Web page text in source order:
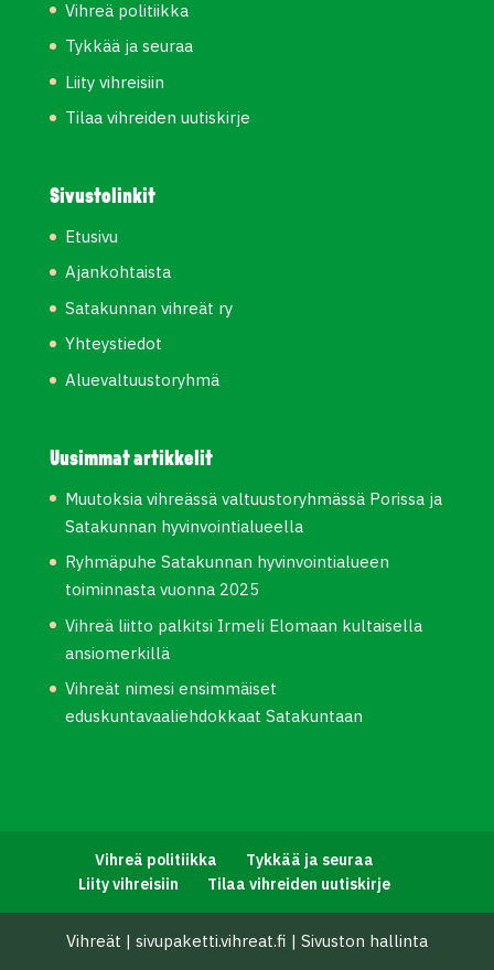
Vihreä politiikka
Tykkää ja seuraa
Liity vihreisiin
Tilaa vihreiden uutiskirje
Sivustolinkit
Etusivu
Ajankohtaista
Satakunnan vihreät ry
Yhteystiedot
Aluevaltuustoryhmä
Uusimmat artikkelit
Muutoksia vihreässä valtuustoryhmässä Porissa ja
Satakunnan hyvinvointialueella
Ryhmäpuhe Satakunnan hyvinvointialueen
toiminnasta vuonna 2025
Vihreä liitto palkitsi Irmeli Elomaan kultaisella
ansiomerkillä
Vihreät nimesi ensimmäiset
eduskuntavaaliehdokkaat Satakuntaan
Vihreä politiikka
Tykkää ja seuraa
Liity vihreisiin
Tilaa vihreiden uutiskirje
Vihreät | sivupaketti.vihreat.fi | Sivuston hallinta